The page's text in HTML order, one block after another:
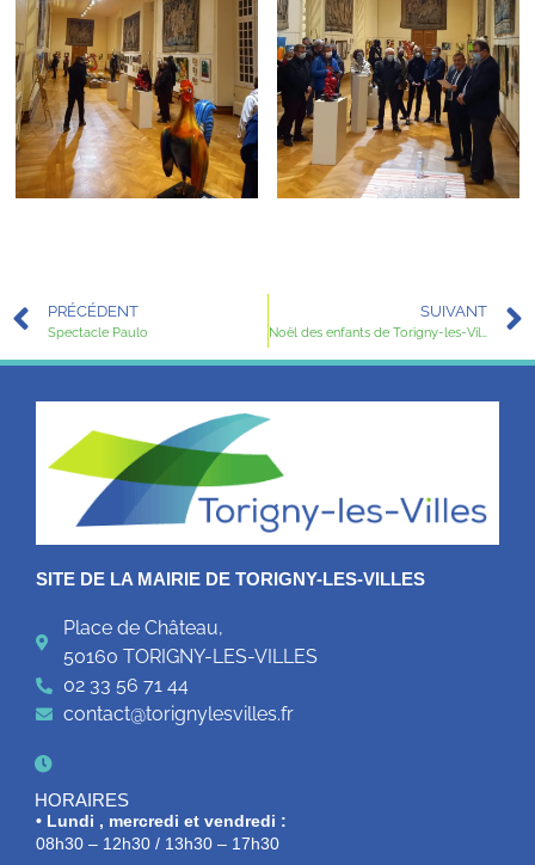
PRÉCÉDENT
Spectacle Paulo
SUIVANT
Noël des enfants de Torigny-les-Villes
SITE DE LA MAIRIE DE TORIGNY-LES-VILLES
Place de Château,
50160 TORIGNY-LES-VILLES
02 33 56 71 44
contact@torignylesvilles.fr
HORAIRES
• Lundi , mercredi et vendredi :
08h30 – 12h30 / 13h30 – 17h30